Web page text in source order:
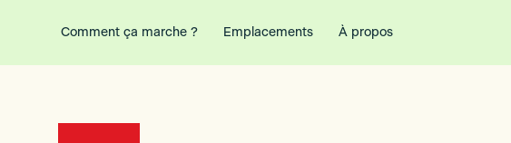
Comment ça marche ? Emplacements À propos